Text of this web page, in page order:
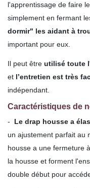
l'apprentissage de faire
simplement en fermant
dormir" les aidant à
important pour eux.
Il peut être utilisé toute
et l’entretien est très
indépendant.
Caractéristiques de
- Le drap housse a
un ajustement parfait au
housse a une fermeture
la housse et forment
double début pour